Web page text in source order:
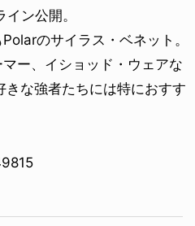
イン公開。
のサイラス・ベネット。
ー、イショッド・ウェアな
きな強者たちには特におすす